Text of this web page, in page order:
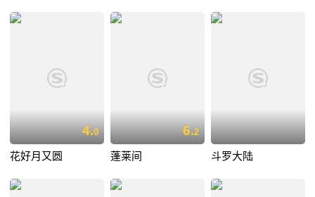
4.0
花好月又圆
6.2
蓬莱间 斗罗大陆